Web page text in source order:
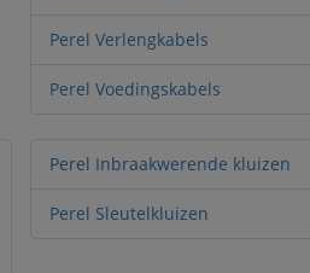
Perel Verlengkabels
Perel Voedingskabels
Perel Inbraakwerende kluizen
Perel Sleutelkluizen